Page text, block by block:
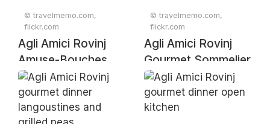
© travelmemo.com,
flickr.com
Agli Amici Rovinj
Amuse-Bouches
© travelmemo.com,
flickr.com
Agli Amici Rovinj
Gourmet Sommelier